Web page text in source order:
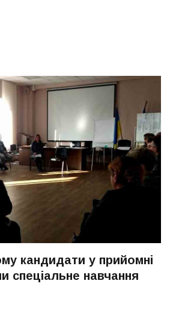
кандидати у прийомні
спеціальне навчання